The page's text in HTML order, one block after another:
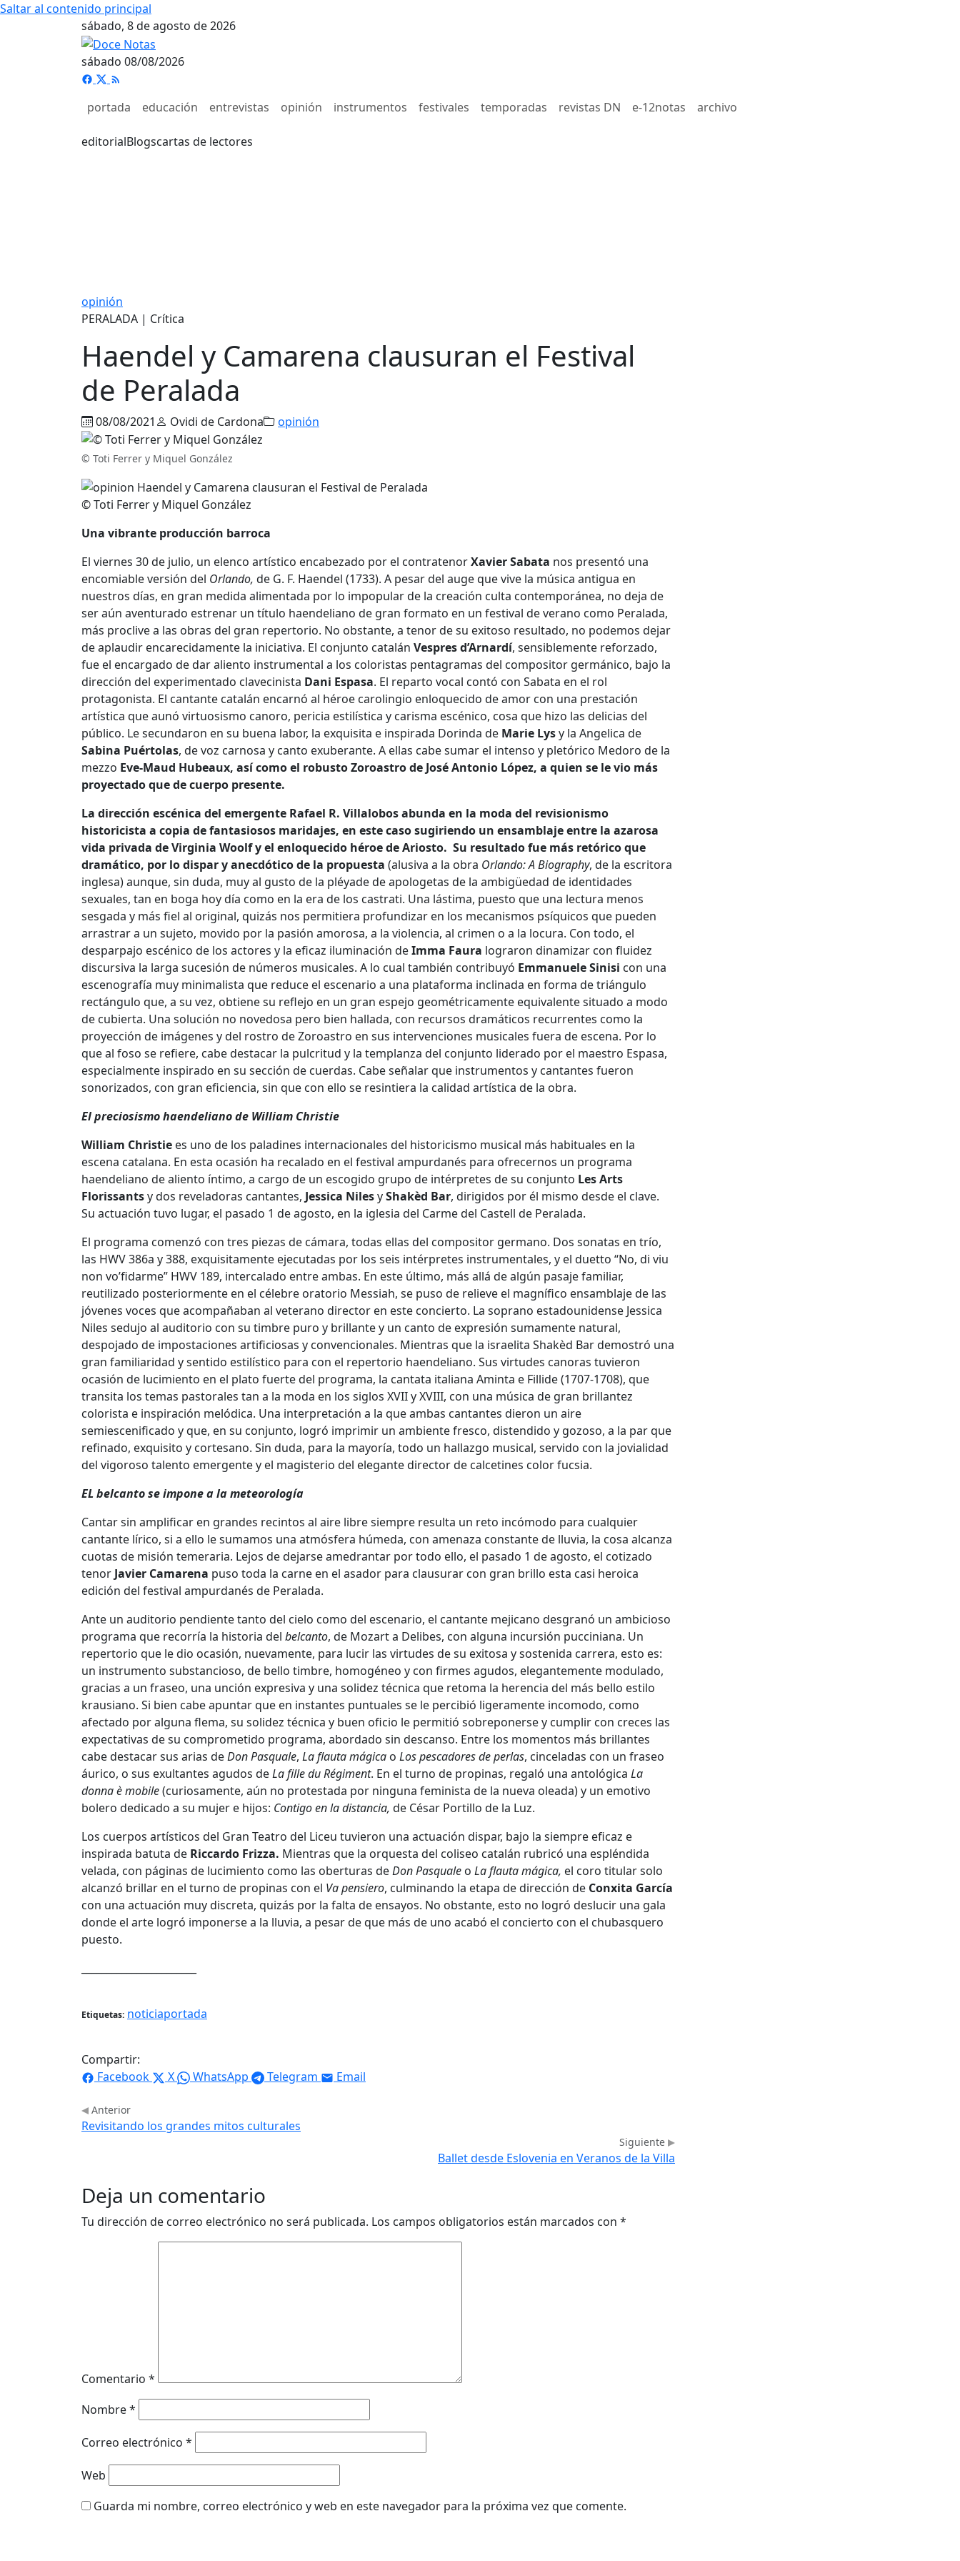
Saltar al contenido principal
sábado, 8 de agosto de 2026
sábado 08/08/2026
portada educación entrevistas opinión instrumentos festivales temporadas revistas DN e-12notas archivo
editorialBlogscartas de lectores
opinión
PERALADA | Crítica
Haendel y Camarena clausuran el Festival
de Peralada
08/08/2021 Ovidi de Cardona opinión
© Toti Ferrer y Miquel González
© Toti Ferrer y Miquel González
Una vibrante producción barroca
El viernes 30 de julio, un elenco artístico encabezado por el contratenorXavier Sabata nos presentó una
encomiable versión del Orlando, de G. F. Haendel (1733). A pesar del auge que vive la música antigua en
nuestros días, en gran medida alimentada por lo impopular de la creación culta contemporánea, no deja de
ser aún aventurado estrenar un título haendeliano de gran formato en un festival de verano como Peralada,
más proclive a las obras del gran repertorio. No obstante, a tenor de su exitoso resultado, no podemos dejar
de aplaudir encarecidamente la iniciativa. El conjunto catalán Vespres d’Arnardí, sensiblemente reforzado,
fue el encargado de dar aliento instrumental a los coloristas pentagramas del compositor germánico, bajo la
dirección del experimentado clavecinista Dani Espasa. El reparto vocal contó con Sabata en el rol
protagonista. El cantante catalán encarnó al héroe carolingio enloquecido de amor con una prestación
artística que aunó virtuosismo canoro, pericia estilística y carisma escénico, cosa que hizo las delicias del
público. Le secundaron en su buena labor, la exquisita e inspirada Dorinda de Marie Lysy la Angelica de
Sabina Puértolas, de voz carnosa y canto exuberante. A ellas cabe sumar el intenso y pletórico Medoro de la
mezzo Eve-Maud Hubeaux, asícomo el robusto Zoroastro de José Antonio López, a quien se le vio más
proyectado que de cuerpo presente.
La dirección escénica del emergente Rafael R. Villalobosabunda en la moda del revisionismo
historicista a copia de fantasiosos maridajes, en este caso sugiriendo un ensamblaje entre la azarosa
vida privada de Virginia Woolf y el enloquecido héroe de Ariosto. Su resultado fue más retórico que
dramático, por lo dispar y anecdótico de la propuesta (alusiva a la obra Orlando: A Biography, de la escritora
inglesa) aunque, sin duda, muy al gusto de la pléyade de apologetas de la ambigüedad de identidades
sexuales, tan en boga hoy día como en la era de los castrati. Una lástima, puesto que una lectura menos
sesgada y más fiel al original, quizás nos permitiera profundizar en los mecanismos psíquicos que pueden
arrastrar a un sujeto, movido por la pasión amorosa, a la violencia, al crimen o a la locura. Con todo, el
desparpajo escénico de los actores y la eficaz iluminación deImma Faura lograron dinamizar con fluidez
discursiva la larga sucesión de números musicales. A lo cual también contribuyó Emmanuele Sinisi con una
escenografía muy minimalista que reduce el escenario a una plataforma inclinada en forma de triángulo
rectángulo que, a su vez, obtiene su reflejo en un gran espejo geométricamente equivalente situado a modo
de cubierta. Una solución no novedosa pero bien hallada, con recursos dramáticos recurrentes como la
proyección de imágenes y del rostro de Zoroastro en sus intervenciones musicales fuera de escena. Por lo
que al foso se refiere, cabe destacar la pulcritud y la templanza del conjunto liderado por el maestro Espasa,
especialmente inspirado en su sección de cuerdas. Cabe señalar que instrumentos y cantantes fueron
sonorizados, con gran eficiencia, sin que con ello se resintiera la calidad artística de la obra.
El preciosismo haendeliano de William Christie
William Christie es uno de los paladines internacionales del historicismo musical más habituales en la
escena catalana. En esta ocasión ha recalado en el festival ampurdanés para ofrecernos un programa
haendeliano de aliento íntimo, a cargo de un escogido grupo de intérpretes de su conjunto Les Arts
Florissantsy dos reveladoras cantantes, Jessica NilesyShakèd Bar, dirigidos por él mismo desde el clave.
Su actuación tuvo lugar, el pasado 1 de agosto, en la iglesia del Carme del Castell de Peralada.
El programa comenzó con tres piezas de cámara, todas ellas del compositor germano. Dos sonatas en trío,
las HWV 386a y 388, exquisitamente ejecutadas por los seis intérpretes instrumentales, y el duetto “No, di viu
non vo’fidarme” HWV 189, intercalado entre ambas. En este último, más allá de algún pasaje familiar,
reutilizado posteriormente en el célebre oratorio Messiah, se puso de relieve el magnífico ensamblaje de las
jóvenes voces que acompañaban al veterano director en este concierto. La soprano estadounidense Jessica
Niles sedujo al auditorio con su timbre puro y brillante y un canto de expresión sumamente natural,
despojado de impostaciones artificiosas y convencionales. Mientras que la israelita Shakèd Bar demostró una
gran familiaridad y sentido estilístico para con el repertorio haendeliano. Sus virtudes canoras tuvieron
ocasión de lucimiento en el plato fuerte del programa, la cantata italiana Aminta e Fillide (1707-1708), que
transita los temas pastorales tan a la moda en los siglos XVII y XVIII, con una música de gran brillantez
colorista e inspiración melódica. Una interpretación a la que ambas cantantes dieron un aire
semiescenificado y que, en su conjunto, logró imprimir un ambiente fresco, distendido y gozoso, a la par que
refinado, exquisito y cortesano. Sin duda, para la mayoría, todo un hallazgo musical, servido con la jovialidad
del vigoroso talento emergente y el magisterio del elegante director de calcetines color fucsia.
EL belcanto se impone a la meteorología
Cantar sin amplificar en grandes recintos al aire libre siempre resulta un reto incómodo para cualquier
cantante lírico, si a ello le sumamos una atmósfera húmeda, con amenaza constante de lluvia, la cosa alcanza
cuotas de misión temeraria. Lejos de dejarse amedrantar por todo ello, el pasado 1 de agosto, el cotizado
tenor Javier Camarena puso toda la carne en el asador para clausurar con gran brillo esta casi heroica
edición del festival ampurdanés de Peralada.
Ante un auditorio pendiente tanto del cielo como del escenario, el cantante mejicano desgranó un ambicioso
programa que recorría la historia del belcanto, de Mozart a Delibes, con alguna incursión pucciniana. Un
repertorio que le dio ocasión, nuevamente, para lucir las virtudes de su exitosa y sostenida carrera, esto es:
un instrumento substancioso, de bello timbre, homogéneo y con firmes agudos, elegantemente modulado,
gracias a un fraseo, una unción expresiva y una solidez técnica que retoma la herencia del más bello estilo
krausiano. Si bien cabe apuntar que en instantes puntuales se le percibió ligeramente incomodo, como
afectado por alguna flema, su solidez técnica y buen oficio le permitió sobreponerse y cumplir con creces las
expectativas de su comprometido programa, abordado sin descanso. Entre los momentos más brillantes
cabe destacar sus arias deDon Pasquale, La flauta mágica o Los pescadores de perlas, cinceladas con un fraseo
áurico, o sus exultantes agudos deLa fille du Régiment. En el turno de propinas, regaló una antológica La
donna è mobile(curiosamente, aún no protestada por ninguna feminista de la nueva oleada) y un emotivo
bolero dedicado a su mujer e hijos: Contigo en la distancia, de César Portillo de la Luz.
Los cuerpos artísticos del Gran Teatro del Liceu tuvieron una actuación dispar, bajo la siempre eficaz e
inspirada batuta de Riccardo Frizza. Mientras que la orquesta del coliseo catalán rubricó una espléndida
velada, con páginas de lucimiento como las oberturas deDon Pasquale o La flauta mágica, el coro titular solo
alcanzó brillar en el turno de propinas con el Va pensiero, culminando la etapa de dirección de Conxita García
con una actuación muy discreta, quizás por la falta de ensayos. No obstante, esto no logró deslucir una gala
donde el arte logró imponerse a la lluvia, a pesar de que más de uno acabó el concierto con el chubasquero
puesto.
Etiquetas: noticiaportada
Compartir:
Facebook
X WhatsApp Telegram Email
Anterior
Revisitando los grandes mitos culturales
Siguiente
Ballet desde Eslovenia en Veranos de la Villa
Deja un comentario
Tu dirección de correo electrónico no será publicada. Los campos obligatorios están marcados con *
Comentario *
Nombre*
Correo electrónico *
Web
Guarda mi nombre, correo electrónico y web en este navegador para la próxima vez que comente.